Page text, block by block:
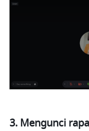
3. Mengunci